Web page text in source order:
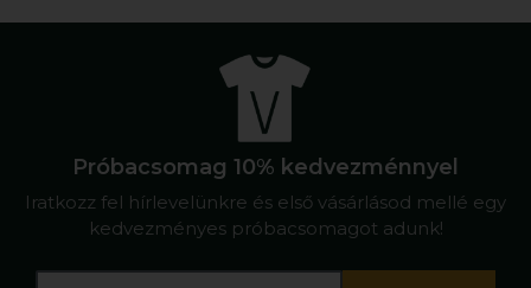
Próbacsomag 10% kedvezménnyel
Iratkozz fel hírlevelünkre és első vásárlásod mellé egy
kedvezményes próbacsomagot adunk!